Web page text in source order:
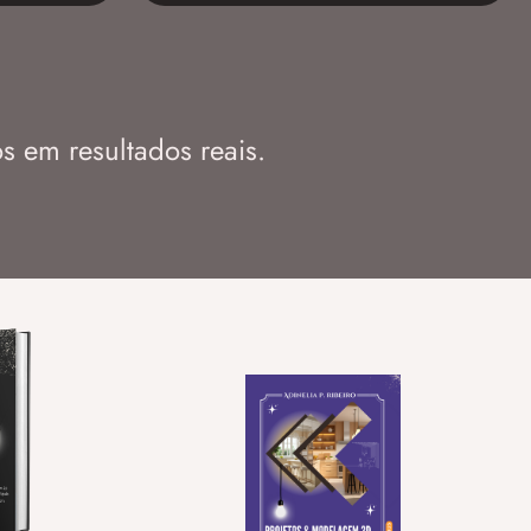
em resultados reais.